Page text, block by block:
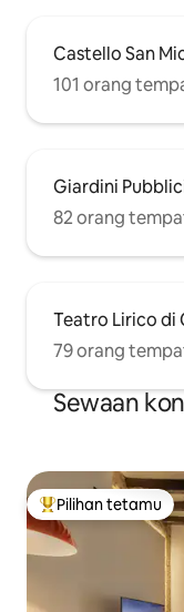
Castello San
101 orang
Giardini
82 orang
Teatro Lirico di
79 orang
Sewaan
Pilihan utama
Pilihan tetamu